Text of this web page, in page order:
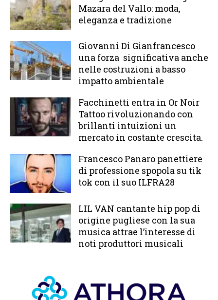
Mazara del Vallo: moda,
eleganza e tradizione
Giovanni Di Gianfrancesco
una forza significativa anche
nelle costruzioni a basso
impatto ambientale
Facchinetti entra in Or Noir
Tattoo rivoluzionando con
brillanti intuizioni un
mercato in costante crescita.
Francesco Panaro panettiere
di professione spopola su tik
tok con il suo ILFRA28
LIL VAN cantante hip pop di
origine pugliese con la sua
musica attrae l’interesse di
noti produttori musicali